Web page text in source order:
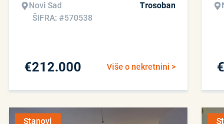
Novi Sad
ŠIFRA: #570538
Trosoban
Više o nekretnini >
€212.000 €
Stanovi